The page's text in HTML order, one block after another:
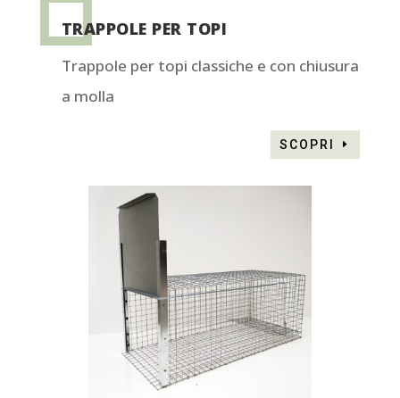
TRAPPOLE PER TOPI
Trappole per topi classiche e con chiusura
a molla
SCOPRI